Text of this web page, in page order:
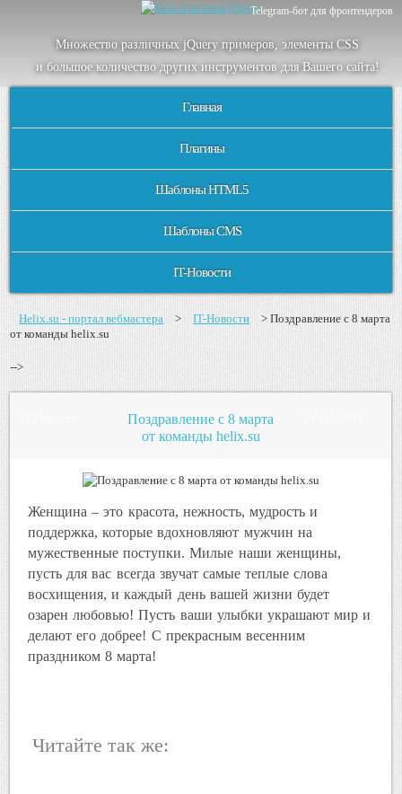
Telegram-бот для фронтендеров
Множество различных jQuery примеров, элементы CSS
и большое количество других инструментов для Вашего сайта!
Главная
Плагины
Шаблоны HTML5
Шаблоны CMS
IT-Новости
Helix.su - портал вебмастера > IT-Новости
> Поздравление с 8 марта
от команды helix.su
-->
Поздравление с 8 марта
от команды helix.su
Женщина – это красота, нежность, мудрость и
поддержка, которые вдохновляют мужчин на
мужественные поступки. Милые наши женщины,
пусть для вас всегда звучат самые теплые слова
восхищения, и каждый день вашей жизни будет
озарен любовью! Пусть ваши улыбки украшают мир и
делают его добрее! С прекрасным весенним
праздником 8 марта!
Читайте так же: